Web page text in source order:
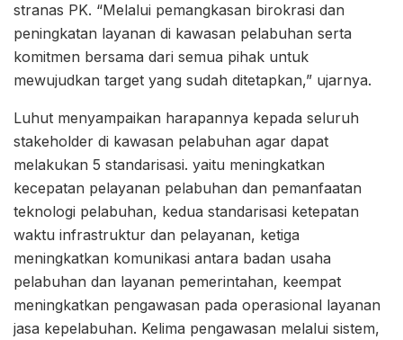
stranas PK. “Melalui pemangkasan birokrasi dan
peningkatan layanan di kawasan pelabuhan serta
komitmen bersama dari semua pihak untuk
mewujudkan target yang sudah ditetapkan,” ujarnya.
Luhut menyampaikan harapannya kepada seluruh
stakeholder di kawasan pelabuhan agar dapat
melakukan 5 standarisasi. yaitu meningkatkan
kecepatan pelayanan pelabuhan dan pemanfaatan
teknologi pelabuhan, kedua standarisasi ketepatan
waktu infrastruktur dan pelayanan, ketiga
meningkatkan komunikasi antara badan usaha
pelabuhan dan layanan pemerintahan, keempat
meningkatkan pengawasan pada operasional layanan
jasa kepelabuhan. Kelima pengawasan melalui sistem,